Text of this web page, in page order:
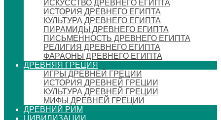
ИСКУССТВО ДРЕВНЕГО ЕГИПТА
ИСТОРИЯ ДРЕВНЕГО ЕГИПТА
КУЛЬТУРА ДРЕВНЕГО ЕГИПТА
ПИРАМИДЫ ДРЕВНЕГО ЕГИПТА
ПИСЬМЕННОСТЬ ДРЕВНЕГО ЕГИПТА
РЕЛИГИЯ ДРЕВНЕГО ЕГИПТА
ФАРАОНЫ ДРЕВНЕГО ЕГИПТА
ДРЕВНЯЯ ГРЕЦИЯ
ИГРЫ ДРЕВНЕЙ ГРЕЦИИ
ИСТОРИЯ ДРЕВНЕЙ ГРЕЦИИ
КУЛЬТУРА ДРЕВНЕЙ ГРЕЦИИ
МИФЫ ДРЕВНЕЙ ГРЕЦИИ
ДРЕВНИЙ РИМ